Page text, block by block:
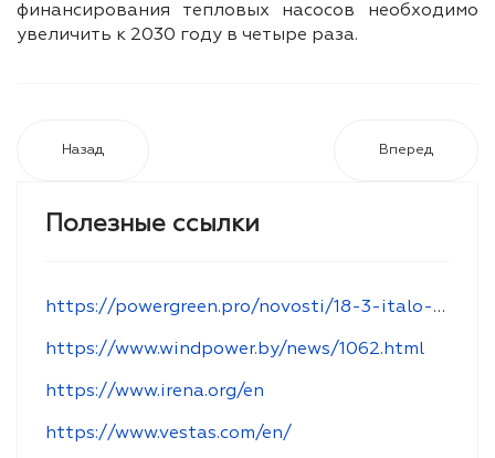
финансирования тепловых насосов необходимо
увеличить к 2030 году в четыре раза.
Назад Вперед
Полезные ссылки
https://powergreen.pro/novosti/18-3-italo-belorusskij-forum-po-zelenoj-ekonomike-minsk-8-oktyabrya-2019-g
https://www.windpower.by/news/1062.html
https://www.irena.org/en
https://www.vestas.com/en/